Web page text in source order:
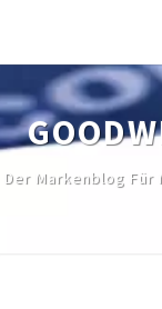
content
Der Markenblog